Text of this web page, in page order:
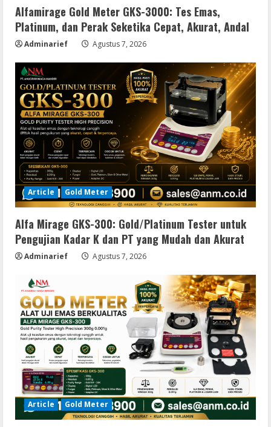
Alfamirage Gold Meter GKS-3000: Tes Emas,
Platinum, dan Perak Seketika Cepat, Akurat, Andal
Adminarief Agustus 7, 2026
Article Gold Meter
Alfa Mirage GKS-300: Gold/Platinum Tester untuk
Pengujian Kadar K dan PT yang Mudah dan Akurat
Adminarief Agustus 7, 2026
Article Gold Meter